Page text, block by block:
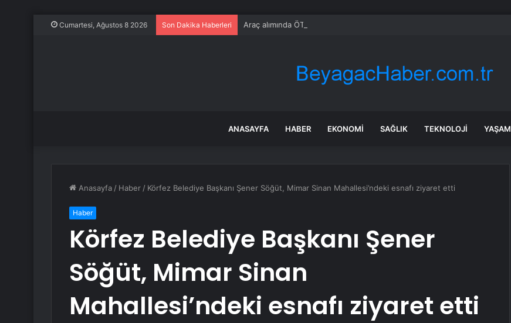
Cumartesi, Ağustos 8 2026 Son Dakika Haberleri Araç alımında ÖTV düzenlemesi: Vatandaşlar bayilere akın etti
ANASAYFA HABER EKONOMI SAĞLIK TEKNOLOJI YAŞAM
Anasayfa / Haber / Körfez Belediye Başkanı Şener Söğüt, Mimar Sinan Mahallesi’ndeki esnafı ziyaret etti
Haber
Körfez Belediye Başkanı Şener
Söğüt, Mimar Sinan
Mahallesi’ndeki esnafı ziyaret etti